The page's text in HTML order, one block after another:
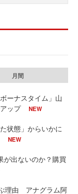
月間
ーナスタイム」山
ップ
NEW
状態」からいかに
NEW
が出ないのか？購買
理由 アナグラム阿